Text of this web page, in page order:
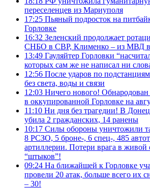
переселенцев из Мариуполя
17:25 Пьяный подросток на
Горловке
16:32 Зеленский продолжает
СНБО в СВР, Клименко – из МВД
13:49 Гауляйтер Горловки
которых сам же не написал ни
12:56 После ударов по
без света, воды и связи
12:03 Ничего нового!
в оккупированной Горловке на
11:10 Ни дня без трагедии! В
убила 2 гражданских, 14 ранены
10:17 Силы обороны уничтожили
8 РСЗО, 5 броне-, 6 спец-, 485
артиллерии. Потери врага в живой
“штыков”!
09:24 На ближайшей к Горловке
провели 20 атак, больше всего их
– 30!